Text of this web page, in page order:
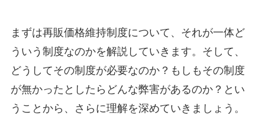
まずは再販価格維持制度について、それが一体ど
ういう制度なのかを解説していきます。そして、
どうしてその制度が必要なのか？もしもその制度
が無かったとしたらどんな弊害があるのか？とい
うことから、さらに理解を深めていきましょう。